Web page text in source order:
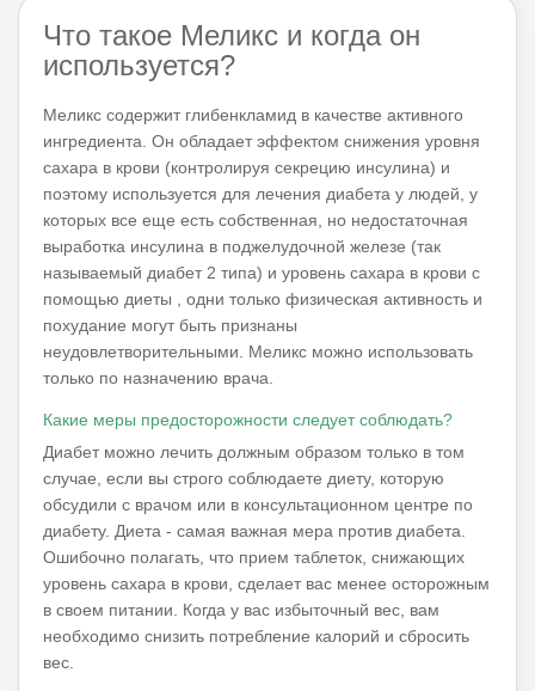
Что такое Меликс и когда он
используется?
Меликс содержит глибенкламид в качестве активного
ингредиента. Он обладает эффектом снижения уровня
сахара в крови (контролируя секрецию инсулина) и
поэтому используется для лечения диабета у людей, у
которых все еще есть собственная, но недостаточная
выработка инсулина в поджелудочной железе (так
называемый диабет 2 типа) и уровень сахара в крови с
помощью диеты , одни только физическая активность и
похудание могут быть признаны
неудовлетворительными. Меликс можно использовать
только по назначению врача.
Какие меры предосторожности следует соблюдать?
Диабет можно лечить должным образом только в том
случае, если вы строго соблюдаете диету, которую
обсудили с врачом или в консультационном центре по
диабету. Диета - самая важная мера против диабета.
Ошибочно полагать, что прием таблеток, снижающих
уровень сахара в крови, сделает вас менее осторожным
в своем питании. Когда у вас избыточный вес, вам
необходимо снизить потребление калорий и сбросить
вес.